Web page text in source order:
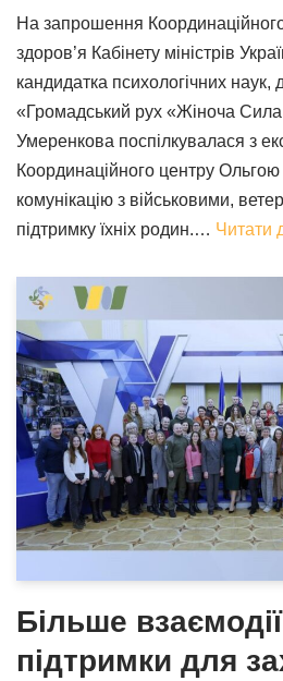
На запрошення Координаційного
здоров’я Кабінету міністрів
кандидатка психологічних наук,
«Громадський рух «Жіноча Сила
Умеренкова поспілкувалася з
Координаційного центру
комунікацію з військовими,
підтримку їхніх родин.… Читати
Більше
підтримки для